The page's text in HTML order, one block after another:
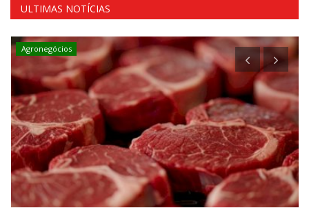
ULTIMAS NOTÍCIAS
Agronegócios